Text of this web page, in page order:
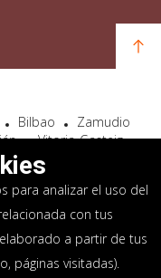
Bilbao
Zamudio
Vitoria-Gasteiz
Bidart
para analizar el uso del
con tus
a partir de tus
páginas visitadas).